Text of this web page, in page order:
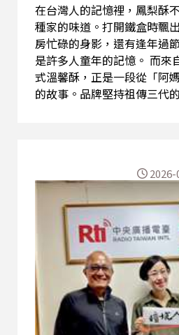
在台灣人的記憶裡，鳳梨酥
種家的味道。打開鐵盒時飄
房忙碌的身影，還有逢年過
是許多人童年的記憶。 而來自新北新莊的王媽媽法
式溫馨酥，正是一段從「阿
的故事。品牌堅持祖傳三代
鳳梨酥多了細緻酥鬆的法式
式鳳梨酥截然不同的特色。 而這份傳承，也在第三
代接班人Fiona的加入後，展
Fiona曾赴法國學習行銷與品
將年輕世代的網路思維帶進
營、海外宅配，到品牌形象
新世代創業者的靈活思維。
新北市伴手禮評選，其中「
伴手禮金質獎肯定，讓老字
能與現代市場接軌。 除了深耕台灣市場，王媽媽法
式溫馨酥近年也成功拓展香